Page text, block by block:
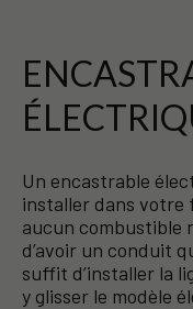
Un encastrable
installer dans votre
aucun combustible
d’avoir un conduit
suffit d’installer la
y glisser le modèle